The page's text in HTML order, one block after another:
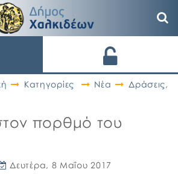
Κατηγορίες Νέα Δράσεις,
πορθμό του
Δευτέρα, 8 Μαΐου 2017